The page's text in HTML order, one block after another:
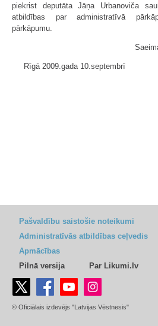
piekrist deputāta Jāņa Urbanoviča
atbildības par administratīvā
pārkāpumu.
Rīgā 2009.gada 10.septembrī
Pašvaldību saistošie noteikumi
Administratīvās atbildības ceļvedis
Apmācības
Pilnā versija
Par Likumi.lv
© Oficiālais izdevējs "Latvijas Vēstnesis"